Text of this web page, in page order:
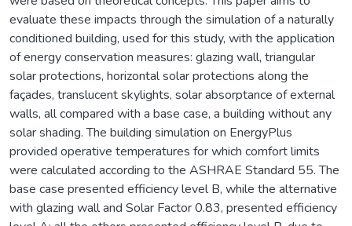
evaluate these impacts through the simulation of a naturally
conditioned building, used for this study, with the application
of energy conservation measures: glazing wall, triangular
solar protections, horizontal solar protections along the
façades, translucent skylights, solar absorptance of external
walls, all compared with a base case, a building without any
solar shading. The building simulation on EnergyPlus
provided operative temperatures for which comfort limits
were calculated according to the ASHRAE Standard 55. The
base case presented efficiency level B, while the alternative
with glazing wall and Solar Factor 0.83, presented efficiency